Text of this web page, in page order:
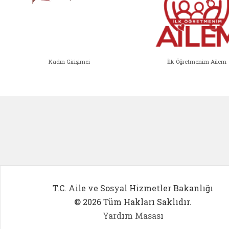
Kadın Girişimci İlk Öğretmenim Ailem
T.C. Aile ve Sosyal Hizmetler Bakanlığı
© 2026 Tüm Hakları Saklıdır.
Yardım Masası